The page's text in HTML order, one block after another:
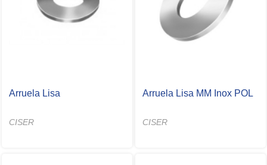
Arruela Lisa
CISER
Arruela Lisa MM Inox POL
CISER